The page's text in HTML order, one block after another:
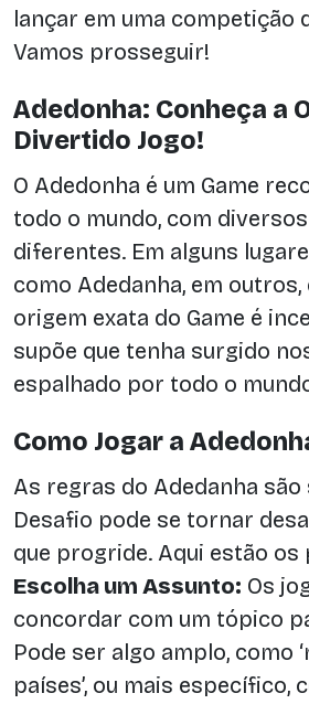
lançar em uma competição
Vamos prosseguir!
Adedonha: Conheça a
Divertido Jogo!
O Adedonha é um Game
todo o mundo, com
diferentes. Em alguns
como Adedanha, em
origem exata do Game é
supõe que tenha surgido
espalhado por todo o
Como Jogar a
As regras do Adedanha são
Desafio pode se tornar
que progride. Aqui estão os
Escolha um Assunto: Os
concordar com um tópico
Pode ser algo amplo, como
países’, ou mais específico,